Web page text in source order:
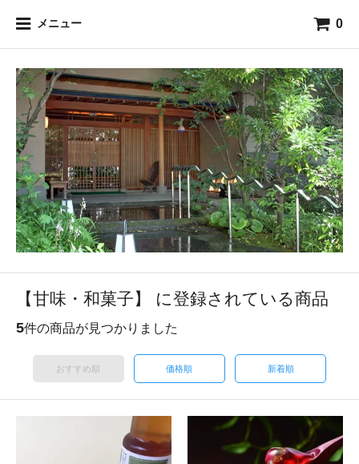
メニュー 0
【甘味・和菓子】 に登録されている商品
5件の商品が見つかりました
おすすめ順 価格順 新着順